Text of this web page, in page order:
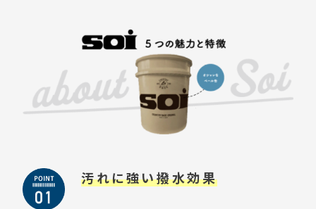
汚れに強い撥水効果